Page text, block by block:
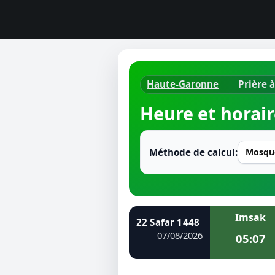
Horaires
Heure de
Ramadan
Haute-Garonne Prière
Heure et
Méthode de calcul:
22 Safar 1448
07/08/2026
Imsak
05:07